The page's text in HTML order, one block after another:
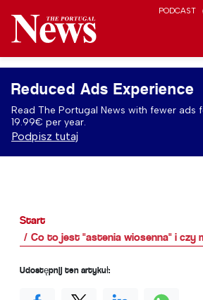
PODCAST
Reduced Ads Experience
Read The Portugal News with fewer ads
19.99€ per year.
Podpisz tutaj
Start
Co to jest "astenia wiosenna" i czy
Udostępnij ten artykuł: